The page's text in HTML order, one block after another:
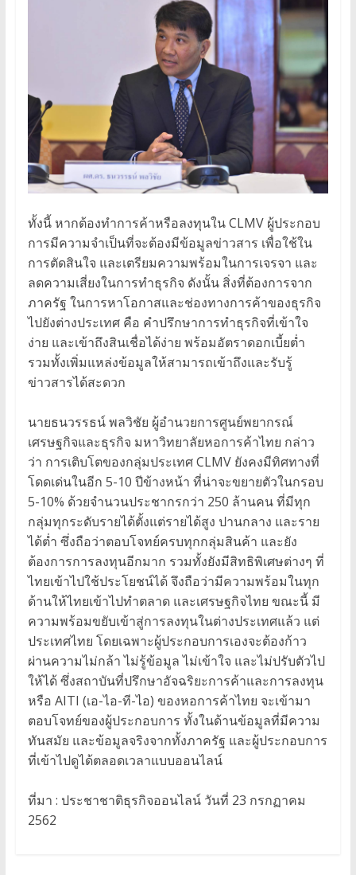
ทั้งนี้ หากต้องทำการค้าหรือลงทุนใน CLMV ผู้ประกอบ
การมีความจำเป็นที่จะต้องมีข้อมูลข่าวสาร เพื่อใช้ใน
การตัดสินใจ และเตรียมความพร้อมในการเจรจา และ
ลดความเสี่ยงในการทำธุรกิจ ดังนั้น สิ่งที่ต้องการจาก
ภาครัฐ ในการหาโอกาสและช่องทางการค้าของธุรกิจ
ไปยังต่างประเทศ คือ คำปรึกษาการทำธุรกิจที่เข้าใจ
ง่าย และเข้าถึงสินเชื่อได้ง่าย พร้อมอัตราดอกเบี้ยต่ำ
รวมทั้งเพิ่มแหล่งข้อมูลให้สามารถเข้าถึงและรับรู้
ข่าวสารได้สะดวก
นายธนวรรธน์ พลวิชัย ผู้อำนวยการศูนย์พยากรณ์
เศรษฐกิจและธุรกิจ มหาวิทยาลัยหอการค้าไทย กล่าว
ว่า การเติบโตของกลุ่มประเทศ CLMV ยังคงมีทิศทางที่
โดดเด่นในอีก 5-10 ปีข้างหน้า ที่น่าจะขยายตัวในกรอบ
5-10% ด้วยจำนวนประชากรกว่า 250 ล้านคน ที่มีทุก
กลุ่มทุกระดับรายได้ตั้งแต่รายได้สูง ปานกลาง และราย
ได้ต่ำ ซึ่งถือว่าตอบโจทย์ครบทุกกลุ่มสินค้า และยัง
ต้องการการลงทุนอีกมาก รวมทั้งยังมีสิทธิพิเศษต่างๆ ที่
ไทยเข้าไปใช้ประโยชน์ได้ จึงถือว่ามีความพร้อมในทุก
ด้านให้ไทยเข้าไปทำตลาด และเศรษฐกิจไทย ขณะนี้ มี
ความพร้อมขยับเข้าสู่การลงทุนในต่างประเทศแล้ว แต่
ประเทศไทย โดยเฉพาะผู้ประกอบการเองจะต้องก้าว
ผ่านความไม่กล้า ไม่รู้ข้อมูล ไม่เข้าใจ และไม่ปรับตัวไป
ให้ได้ ซึ่งสถาบันที่ปรึกษาอัจฉริยะการค้าและการลงทุน
หรือ AITI (เอ-ไอ-ที-ไอ) ของหอการค้าไทย จะเข้ามา
ตอบโจทย์ของผู้ประกอบการ ทั้งในด้านข้อมูลที่มีความ
ทันสมัย และข้อมูลจริงจากทั้งภาครัฐ และผู้ประกอบการ
ที่เข้าไปดูได้ตลอดเวลาแบบออนไลน์
ที่มา : ประชาชาติธุรกิจออนไลน์ วันที่ 23 กรกฏาคม
2562